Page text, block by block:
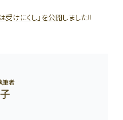
受けにくし」を公開しました!!
筆者